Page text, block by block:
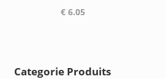
€ 6.05
Categorie Produits